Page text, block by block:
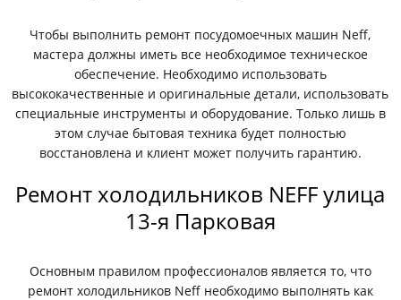
Чтобы выполнить ремонт посудомоечных машин Neff,
мастера должны иметь все необходимое техническое
обеспечение. Необходимо использовать
высококачественные и оригинальные детали, использовать
специальные инструменты и оборудование. Только лишь в
этом случае бытовая техника будет полностью
восстановлена и клиент может получить гарантию.
Ремонт холодильников NEFF улица
13-я Парковая
Основным правилом профессионалов является то, что
ремонт холодильников Neff необходимо выполнять как